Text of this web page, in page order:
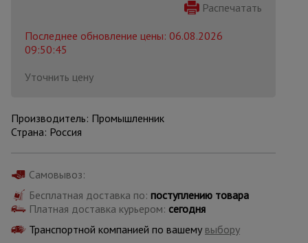
Вибротехника
для работы с
для бетонных
работ
Распечатать
Последнее обновление цены: 06.08.2026
09:50:45
Уточнить цену
Производитель: Промышленник
Страна: Россия
Самовывоз:
Бесплатная доставка по: поступлению товара
Платная доставка курьером: сегодня
Транспортной компанией по вашему выбору